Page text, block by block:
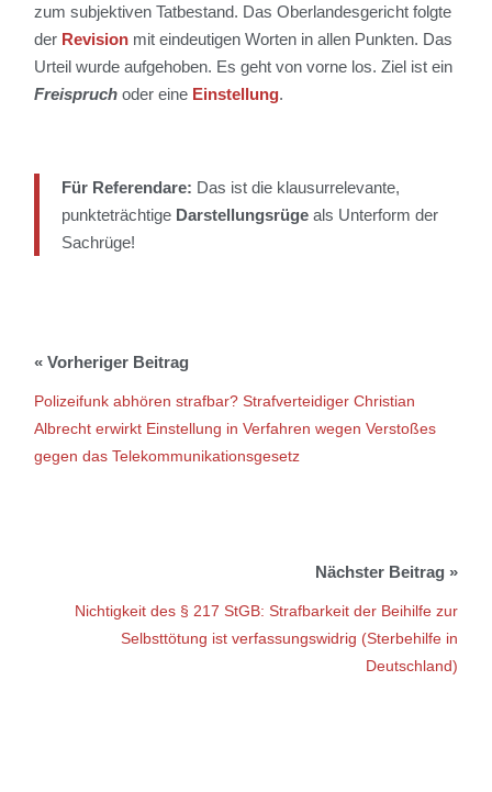
zum subjektiven Tatbestand. Das Oberlandesgericht folgte
der Revision mit eindeutigen Worten in allen Punkten. Das
Urteil wurde aufgehoben. Es geht von vorne los. Ziel ist ein
Freispruch oder eine Einstellung.
Für Referendare: Das ist die klausurrelevante,
punkteträchtige Darstellungsrüge als Unterform der
Sachrüge!
Polizeifunk abhören strafbar? Strafverteidiger Christian
Albrecht erwirkt Einstellung in Verfahren wegen Verstoßes
gegen das Telekommunikationsgesetz
Nichtigkeit des § 217 StGB: Strafbarkeit der Beihilfe zur
Selbsttötung ist verfassungswidrig (Sterbehilfe in
Deutschland)